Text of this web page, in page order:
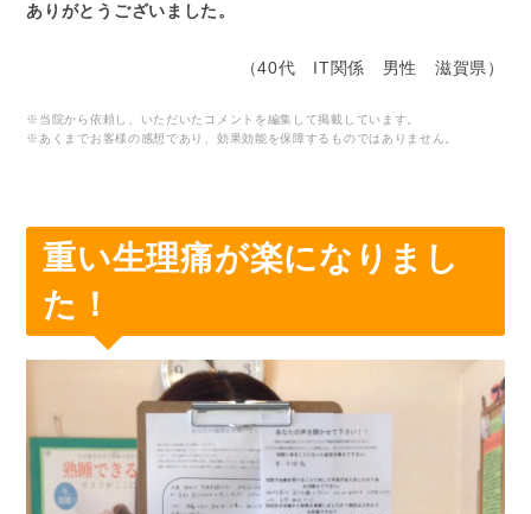
ありがとうございました。
（40代 IT関係 男性 滋賀県）
※当院から依頼し、いただいたコメントを編集して掲載しています。
※あくまでお客様の感想であり、効果効能を保障するものではありません。
重い生理痛が楽になりまし
た！